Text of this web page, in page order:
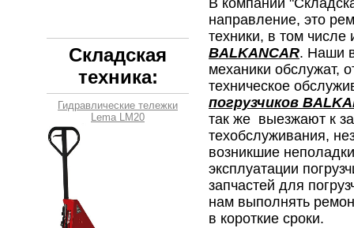
Складская
техника:
Гидравлические тележки
Lema LM20
В компании
направление, это
техники, в том числе
BALKANCAR. Наши
механики обслужат,
техническое
погрузчиков
так же выезжают к
техобслуживания,
возникшие
эксплуатации
запчастей для
нам выполнять
в короткие сроки.